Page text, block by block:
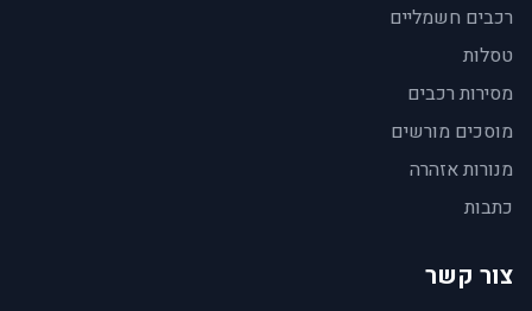
רכבים חשמליים
טסלות
מסירות רכבים
מוסכים מורשים
מנורות אזהרה
כתבות
צור קשר